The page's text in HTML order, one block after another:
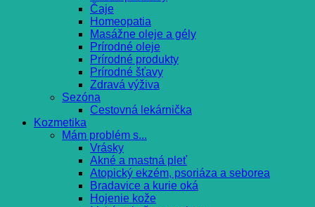
Čaje
Homeopatia
Masážne oleje a gély
Prírodné oleje
Prírodné produkty
Prírodné šťavy
Zdravá výživa
Sezóna
Cestovná lekárnička
Kozmetika
Mám problém s...
Vrásky
Akné a mastná pleť
Atopický ekzém, psoriáza a seborea
Bradavice a kurie oká
Hojenie kože